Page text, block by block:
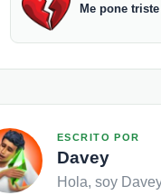
Me pone triste
ESCRITO POR
Davey
Hola, soy